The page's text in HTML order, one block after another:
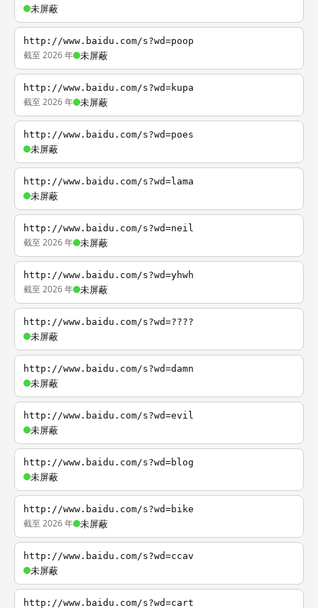
未屏蔽
http://www.baidu.com/s?wd=poop
截至 2026 年 未屏蔽
http://www.baidu.com/s?wd=kupa
截至 2026 年 未屏蔽
http://www.baidu.com/s?wd=poes
未屏蔽
http://www.baidu.com/s?wd=lama
未屏蔽
http://www.baidu.com/s?wd=neil
截至 2026 年 未屏蔽
http://www.baidu.com/s?wd=yhwh
截至 2026 年 未屏蔽
http://www.baidu.com/s?wd=????
未屏蔽
http://www.baidu.com/s?wd=damn
未屏蔽
http://www.baidu.com/s?wd=evil
未屏蔽
http://www.baidu.com/s?wd=blog
未屏蔽
http://www.baidu.com/s?wd=bike
截至 2026 年 未屏蔽
http://www.baidu.com/s?wd=ccav
未屏蔽
http://www.baidu.com/s?wd=cart